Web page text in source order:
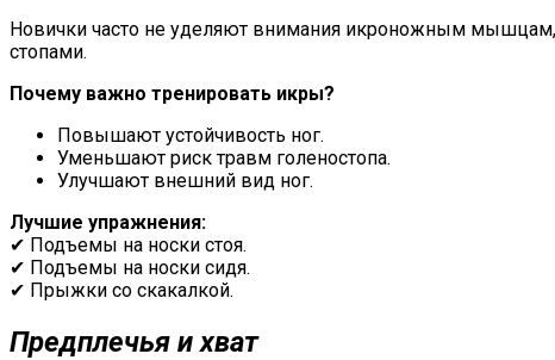
Новички часто не уделяют внимания икроножным мышцам,
стопами.
Почему важно тренировать икры?
Повышают устойчивость ног.
Уменьшают риск травм голеностопа.
Улучшают внешний вид ног.
Лучшие упражнения:
✔ Подъемы на носки стоя.
✔ Подъемы на носки сидя.
✔ Прыжки со скакалкой.
Предплечья и хват